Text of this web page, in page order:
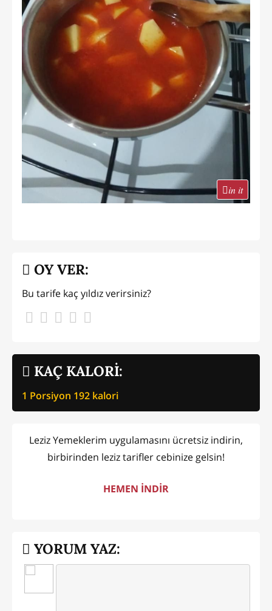
in it
KAÇ KALORİ:
1 Porsiyon 192 kalori
OY VER:
Bu tarife kaç yıldız verirsiniz?
Leziz Yemeklerim uygulamasını ücretsiz indirin,
birbirinden leziz tarifler cebinize gelsin!
HEMEN İNDİR
YORUM YAZ: